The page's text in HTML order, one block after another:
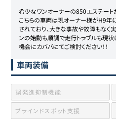
希少なワンオーナーの850エステート
こちらの車両は現オーナー様がH9年
されており、大きな事故や故障もなく
ンの始動も順調で走行トラブルも現状
機会にカババにてご検討ください！！
車両装備
誤発進抑制機能
ブラインドスポット支援